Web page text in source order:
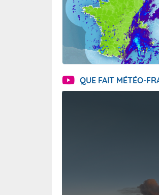
QUE FAIT MÉTÉO-